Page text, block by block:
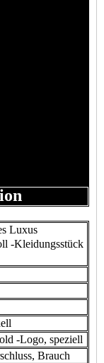
Luxus
-Kleidungsstück
-Logo, speziell
Brauch